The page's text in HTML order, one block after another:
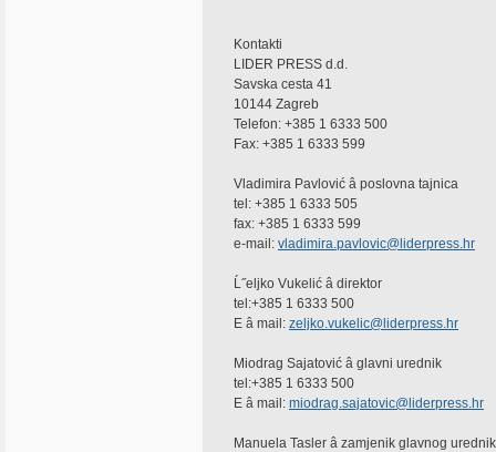
Kontakti
LIDER PRESS d.d.
Savska cesta 41
10144 Zagreb
Telefon: +385 1 6333 500
Fax: +385 1 6333 599
Vladimira Pavlović â poslovna tajnica
tel: +385 1 6333 505
fax: +385 1 6333 599
e-mail: vladimira.pavlovic@liderpress.hr
Ĺ˝eljko Vukelić â direktor
tel:+385 1 6333 500
E â mail: zeljko.vukelic@liderpress.hr
Miodrag Sajatović â glavni urednik
tel:+385 1 6333 500
E â mail: miodrag.sajatovic@liderpress.hr
Manuela Tasler â zamjenik glavnog